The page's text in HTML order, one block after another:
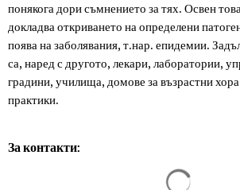
понякога дори съмнението за тях. Освен
докладва откриването на определени
поява на заболявания, т.нар. епидемии.
са, наред с другото, лекари, лаборатории,
градини, училища, домове за възрастни
практики.
За контакти: